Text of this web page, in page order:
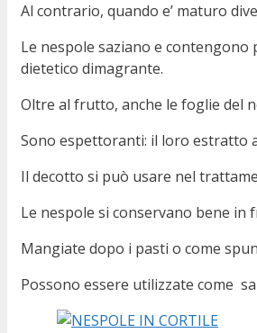
Al contrario, quando e’ maturo
Le nespole saziano e
dietetico dimagrante.
Oltre al frutto, anche le foglie del
Sono espettoranti: il loro estratto
Il decotto si può usare nel
Le nespole si conservano bene
Mangiate dopo i pasti o come
Possono essere utilizzate come